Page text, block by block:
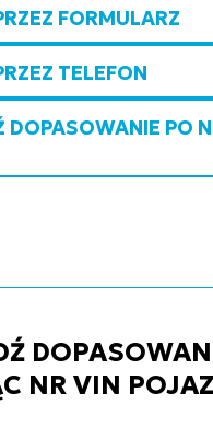
FORMULARZ
TELEFON
DOPASOWANIE PO
NR VIN